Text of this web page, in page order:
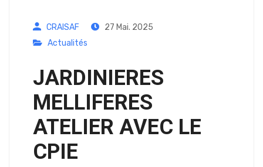
CRAISAF
27 Mai. 2025
Actualités
JARDINIERES
MELLIFERES
ATELIER AVEC LE
CPIE